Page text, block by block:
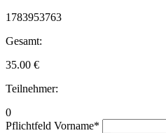
1783953763
Gesamt:
35.00 €
Teilnehmer:
0
Pflichtfeld Vorname*